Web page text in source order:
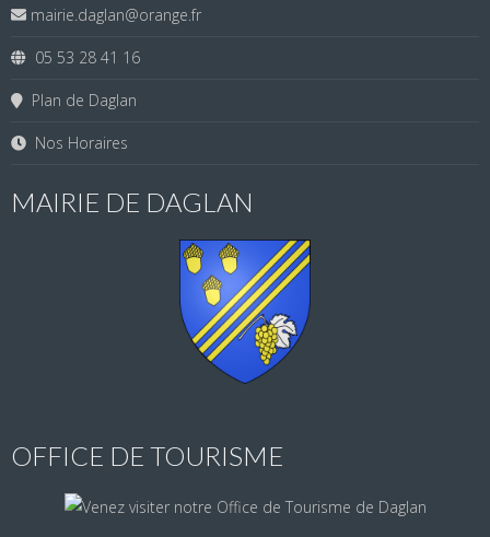
mairie.daglan@orange.fr
05 53 28 41 16
Plan de Daglan
Nos Horaires
MAIRIE DE DAGLAN
OFFICE DE TOURISME